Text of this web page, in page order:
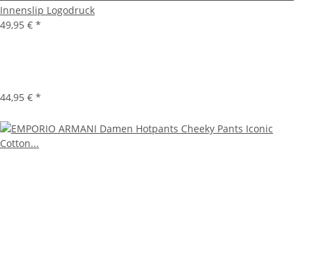
Innenslip Logodruck
49,95 € *
44,95 € *